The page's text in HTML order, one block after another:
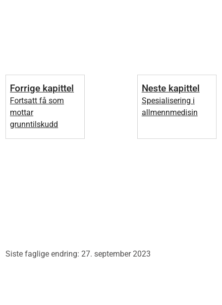
Forrige kapittel
Fortsatt få som
mottar
grunntilskudd
Neste kapittel
Spesialisering i
allmennmedisin
Siste faglige endring: 27. september 2023